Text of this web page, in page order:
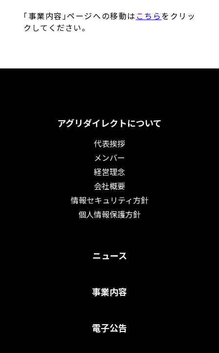
｢事業内容｣ページへの移動は こちら をクリッ
クしてください。
アグリダイレクトについて
代表挨拶
メンバー
経営理念
会社概要
情報セキュリティ方針
個人情報保護方針
ニュース
事業内容
電子公告